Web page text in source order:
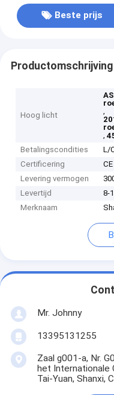
Beste prijs
Productomschrijving
Hoog licht
,
,
Betalingscondities
L/
Certificering
CE
Levering vermogen
Levertijd
8-
Merknaam
Mr. Johnny
13395131255
Zaal g001-a, Nr.
het Internationale
Tai-Yuan, Shanxi,